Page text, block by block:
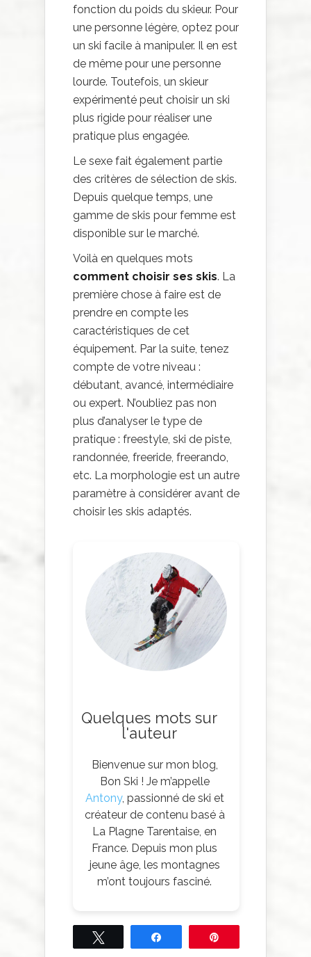
fonction du poids du skieur. Pour
une personne légère, optez pour
un ski facile à manipuler. Il en est
de même pour une personne
lourde. Toutefois, un skieur
expérimenté peut choisir un ski
plus rigide pour réaliser une
pratique plus engagée.
Le sexe fait également partie
des critères de sélection de skis.
Depuis quelque temps, une
gamme de skis pour femme est
disponible sur le marché.
Voilà en quelques mots
comment choisir ses skis. La
première chose à faire est de
prendre en compte les
caractéristiques de cet
équipement. Par la suite, tenez
compte de votre niveau :
débutant, avancé, intermédiaire
ou expert. N’oubliez pas non
plus d’analyser le type de
pratique : freestyle, ski de piste,
randonnée, freeride, freerando,
etc. La morphologie est un autre
paramètre à considérer avant de
choisir les skis adaptés.
Quelques mots sur
l'auteur
Bienvenue sur mon blog,
Bon Ski ! Je m’appelle
Antony, passionné de ski et
créateur de contenu basé à
La Plagne Tarentaise, en
France. Depuis mon plus
jeune âge, les montagnes
m’ont toujours fasciné.